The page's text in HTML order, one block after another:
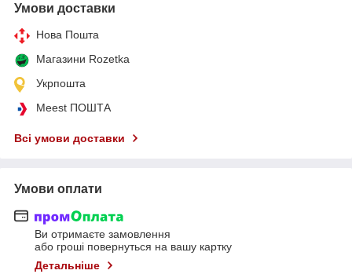
Умови доставки
Нова Пошта
Магазини Rozetka
Укрпошта
Meest ПОШТА
Всі умови доставки
Умови оплати
Ви отримаєте замовлення
або гроші повернуться на вашу картку
Детальніше